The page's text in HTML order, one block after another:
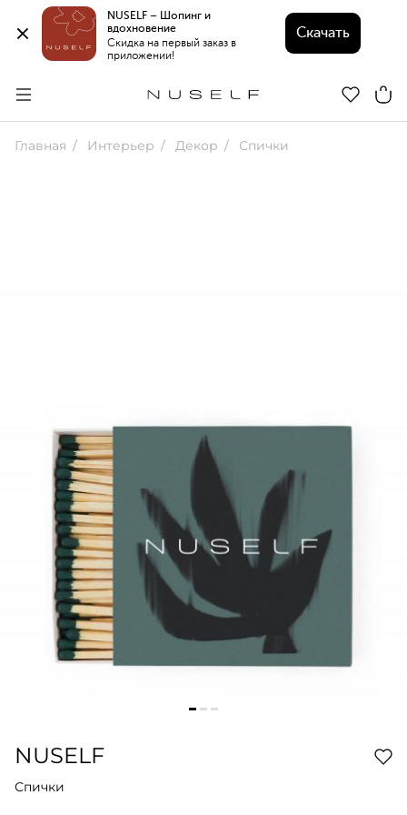
NUSELF – Шопинг и
вдохновение
Скидка на первый заказ в
приложении!
Скачать
Главная Интерьер Декор Спички
NUSELF
Спички